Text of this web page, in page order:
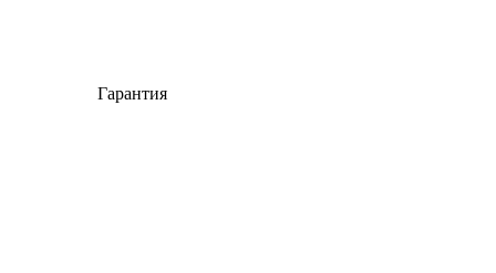
Гарантия